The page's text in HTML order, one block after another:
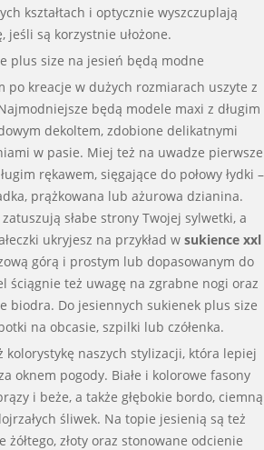
kształtach i optycznie wyszczuplają
jeśli są korzystnie ułożone.
plus size na jesień będą modne
po kreacje w dużych rozmiarach uszyte z
będą modele maxi z długim
dekoltem, zdobione delikatnymi
w pasie. Miej też na uwadze pierwsze
rękawem, sięgające do połowy łydki –
prążkowana lub ażurowa dzianina.
słabe strony Twojej sylwetki, a
ukryjesz na przykład w sukience xxl
górą i prostym lub dopasowanym do
ściągnie też uwagę na zgrabne nogi oraz
biodra. Do jesiennych sukienek plus size
na obcasie, szpilki lub czółenka.
kolorystykę naszych stylizacji, która lepiej
oknem pogody. Białe i kolorowe fasony
i beże, a także głębokie bordo, ciemną
śliwek. Na topie jesienią są też
żółtego, złoty oraz stonowane odcienie